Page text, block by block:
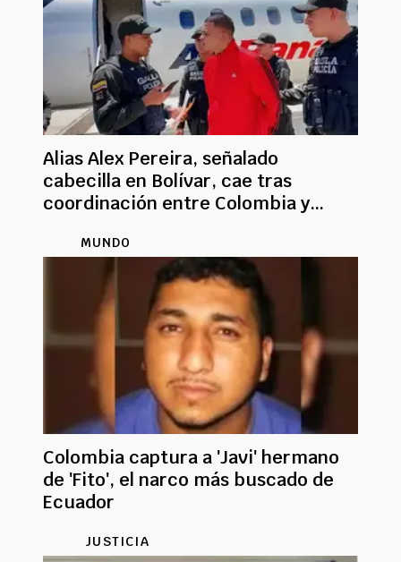
Alias Alex Pereira, señalado
cabecilla en Bolívar, cae tras
coordinación entre Colombia y
MUNDO
Colombia captura a 'Javi' hermano
de 'Fito', el narco más buscado de
Ecuador
JUSTICIA